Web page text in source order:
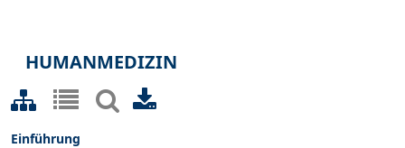
HUMANMEDIZIN
Einführung